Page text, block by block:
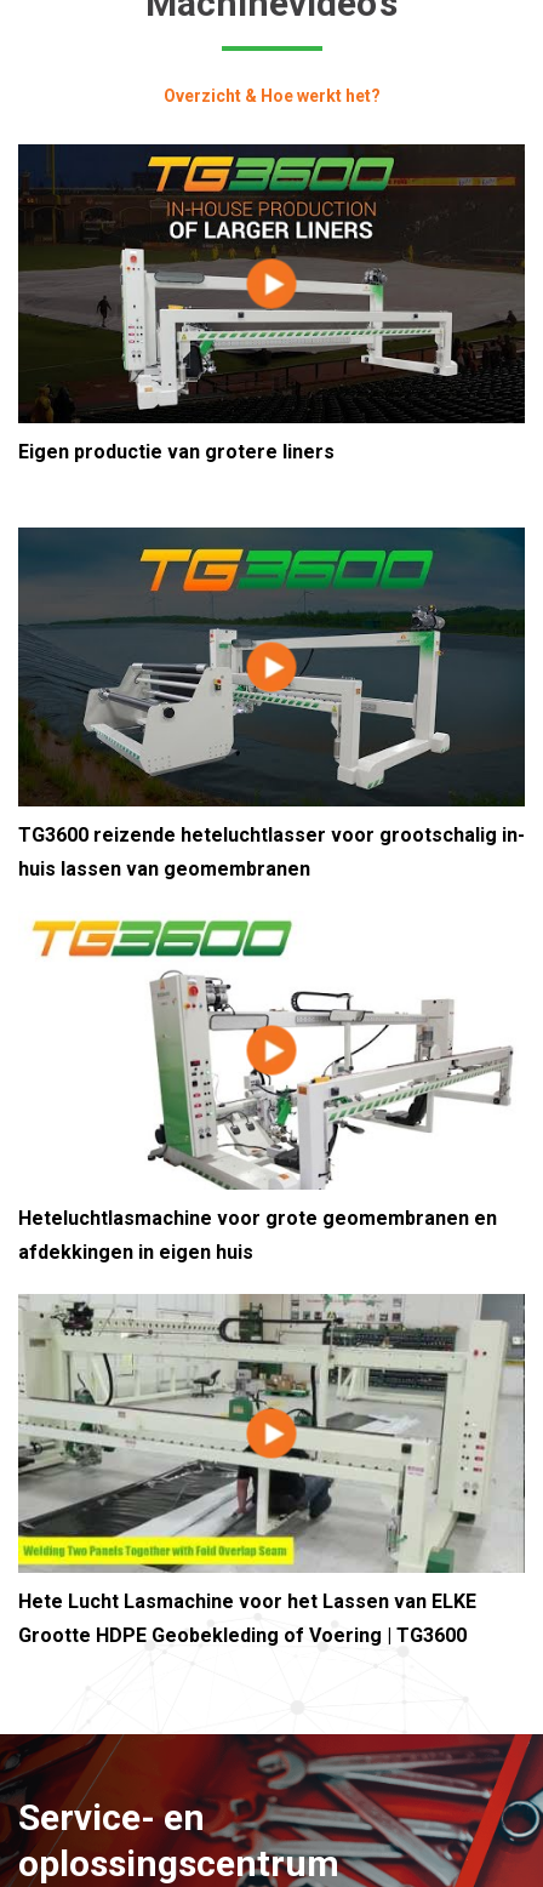
Overzicht & Hoe werkt het?
Eigen productie van grotere liners
TG3600 reizende heteluchtlasser voor grootschalig in-
huis lassen van geomembranen
Heteluchtlasmachine voor grote geomembranen en
afdekkingen in eigen huis
Hete Lucht Lasmachine voor het Lassen van ELKE
Grootte HDPE Geobekleding of Voering | TG3600
Service- en
oplossingscentrum